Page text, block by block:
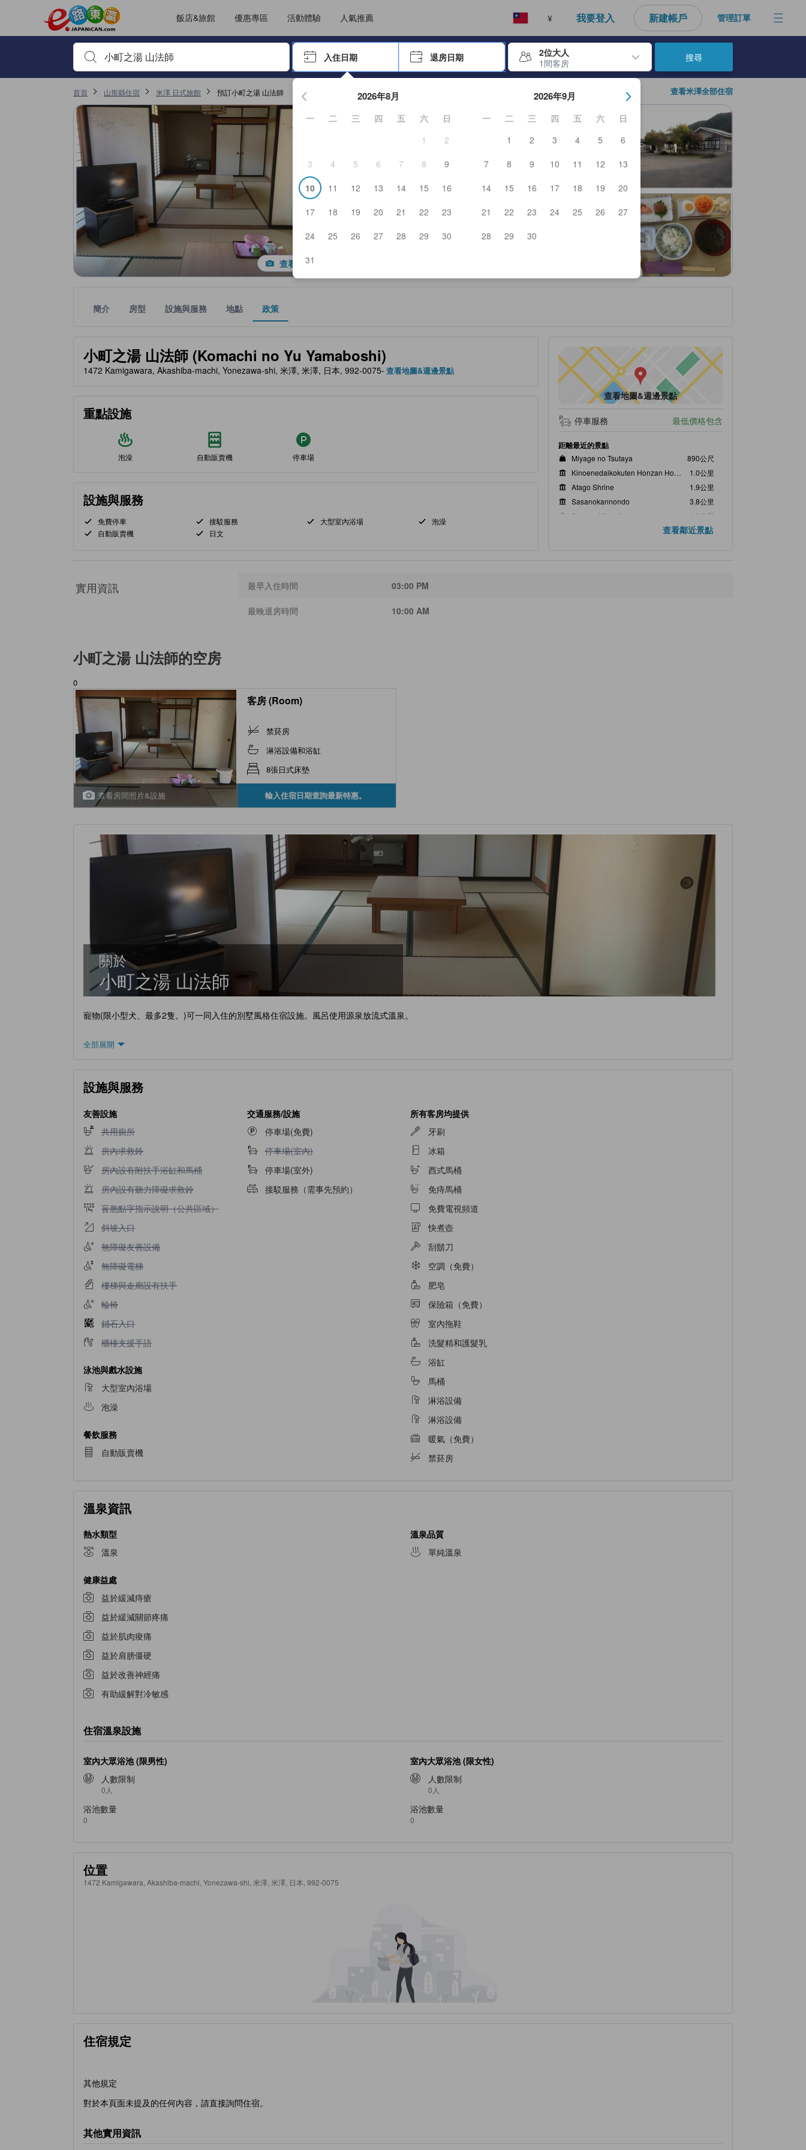
飯店&旅館 優惠專區 活動體驗 人氣推薦 ¥ 我要登入 新建帳戶 管理訂單
輸入住宿名稱或關鍵字查詢，使用上下鍵或Tab鍵移動，並按「Enter」來選擇
入住日期 退房日期
2位大人
1間客房
按Enter鍵開始在日期選擇器中查看。使用方向鍵瀏覽入住和退房日期。使用Enter鍵選擇日期後，將選擇入住日期。重複相同方法以選擇
2026年8月
一 二 三 四 五 六
日
1
2
3
4 5 6 7 8
9
10
11 12 13 14 15
16
17
18 19 20 21 22
23
24
25 26 27 28 29
30
31
2026年9月
一 二 三 四 五 六
日
1
2 3 4 5
6
7
8 9 10 11 12
13
14
15 16 17 18 19
20
21
22 23 24 25 26
27
28
29 30
搜尋
首頁 山形縣住宿 米澤 日式旅館 預訂小町之湯 山法師 查看米澤全部住宿
查看所有照片
簡介 房型 設施與服務 地點 政策
小町之湯 山法師 (Komachi no Yu Yamaboshi)
tooltip
黃金星等由本站合作夥伴提供，可作為您判斷舒適度、設施與服務項目的參考指標
1472 Kamigawara, Akashiba-machi, Yonezawa-shi, 米澤, 米澤, 日本, 992-0075- 查看地圖&週邊景點
重點設施
泡澡 自動販賣機 停車場
設施與服務
免費停車 接駁服務 大型室內浴場
泡澡
自動販賣機
日文
查看地圖&週邊景點
停車服務 最低價格包含
距離最近的景點
Miyage no Tsutaya
890公尺
Kinoenedaikokuten Honzan Hoju-ji Temple
1.0公里
Atago Shrine
1.9公里
Sasanokannondo
3.8公里
Sasano Mingeikan
4.0公里
查看鄰近景點
實用資訊 最早入住時間 03:00 PM
最晚退房時間 10:00 AM
小町之湯 山法師的空房
0
查看房間照片&設施
客房 (Room)
禁菸房
淋浴設備和浴缸
8張日式床墊
輸入住宿日期查詢最新特惠。
關於
小町之湯 山法師
寵物(限小型犬、最多2隻。)可一同入住的別墅風格住宿設施。風呂使用源泉放流式溫泉。
全部展開
設施與服務
友善設施
不提供共用廁所
共用廁所
不提供房內求救鈴
房內求救鈴
不提供房內設有附扶手浴缸和馬桶
房內設有附扶手浴缸和馬桶
不提供房內設有聽力障礙求救鈴
房內設有聽力障礙求救鈴
不提供盲胞點字指示說明（公共區域）
盲胞點字指示說明（公共區域）
不提供斜坡入口
斜坡入口
不提供無障礙友善設備
無障礙友善設備
不提供無障礙電梯
無障礙電梯
不提供樓梯與走廊設有扶手
樓梯與走廊設有扶手
不提供輪椅
輪椅
不提供鋪石入口
鋪石入口
不提供櫃檯支援手語
櫃檯支援手語
泳池與戲水設施
大型室內浴場
泡澡
餐飲服務
自動販賣機
交通服務/設施
停車場(免費)
不提供停車場(室內)
停車場(室內)
停車場(室外)
接駁服務（需事先預約）
所有客房均提供
牙刷
冰箱
西式馬桶
免痔馬桶
免費電視頻道
快煮壺
刮鬍刀
空調（免費）
肥皂
保險箱（免費）
室內拖鞋
洗髮精和護髮乳
浴缸
馬桶
淋浴設備
淋浴設備
暖氣（免費）
禁菸房
溫泉資訊
熱水類型
溫泉
健康益處
益於緩減痔瘡
益於緩減關節疼痛
益於肌肉痠痛
益於肩膀僵硬
益於改善神經痛
有助緩解對冷敏感
溫泉品質
單純溫泉
住宿溫泉設施
室內大眾浴池 (限男性)
人數限制
0人
浴池數量
0
室內大眾浴池 (限女性)
人數限制
0人
浴池數量
0
位置
1472 Kamigawara, Akashiba-machi, Yonezawa-shi, 米澤, 米澤, 日本, 992-0075
住宿規定
其他規定
對於本頁面未提及的任何內容，請直接詢問住宿。
其他實用資訊